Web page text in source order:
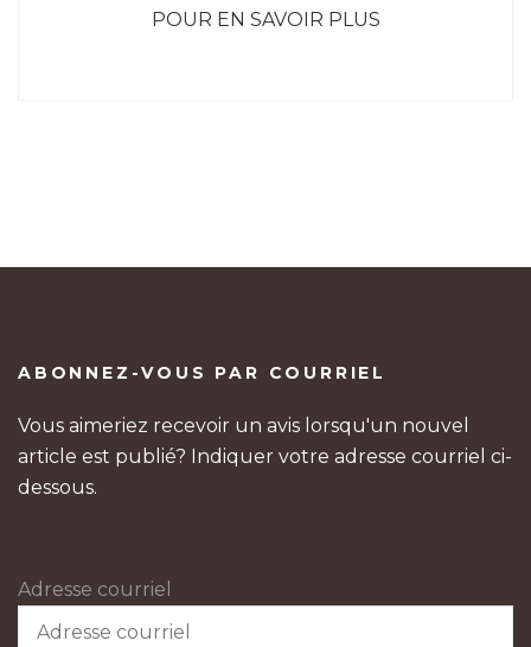
POUR EN SAVOIR PLUS
ABONNEZ-VOUS PAR COURRIEL
Vous aimeriez recevoir un avis lorsqu'un nouvel
article est publié? Indiquer votre adresse courriel ci-
dessous.
Adresse courriel